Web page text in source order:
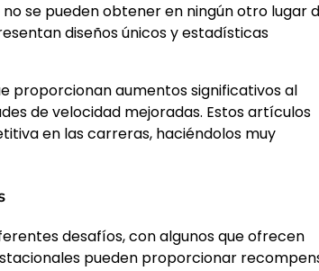
se pueden obtener en ningún otro lugar
diseños únicos y estadísticas
proporcionan aumentos significativos al
de velocidad mejoradas. Estos artículos
en las carreras, haciéndolos muy
desafíos, con algunos que ofrecen
pueden proporcionar